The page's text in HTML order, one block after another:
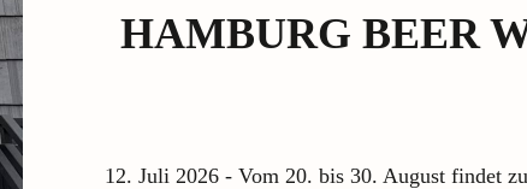
HAMBURG BEER
12. Juli 2026 - Vom 20. bis 30. August findet